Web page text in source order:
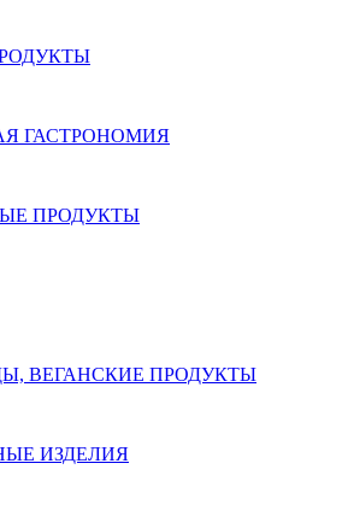
ГАСТРОНОМИЯ
ПРОДУКТЫ
ВЕГАНСКИЕ ПРОДУКТЫ
ИЗДЕЛИЯ